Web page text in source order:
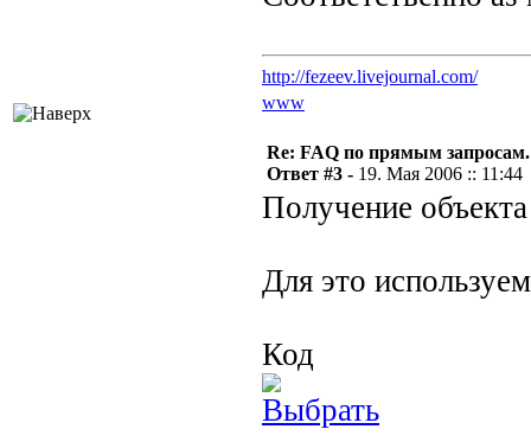
http://fezeev.livejournal.com/
www
Re: FAQ по прямым запросам.
Ответ #3 - 19. Мая 2006 :: 11:44
Получение
Для это
Код